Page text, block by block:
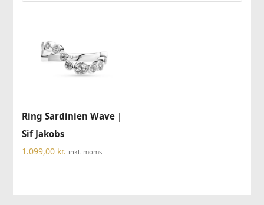
Ring Sardinien Wave |
Sif Jakobs
1.099,00 kr. inkl. moms